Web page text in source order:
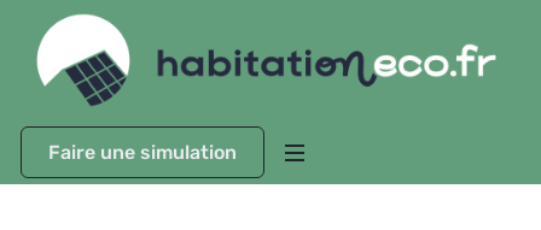
Faire une simulation